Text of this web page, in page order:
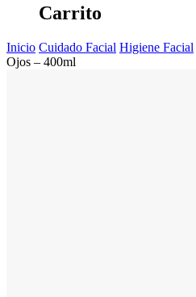
Carrito
Inicio Cuidado Facial Higiene Facial
Ojos – 400ml